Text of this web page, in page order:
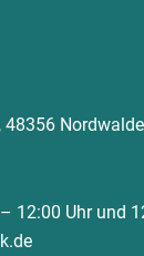
48356 Nordwalde
12:00 Uhr und